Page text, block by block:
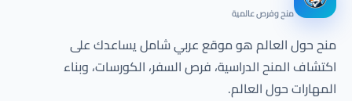
منح وفرص عالمية
منح حول العالم هو موقع عربي شامل يساعدك على
اكتشاف المنح الدراسية، فرص السفر، الكورسات، وبناء
المهارات حول العالم.